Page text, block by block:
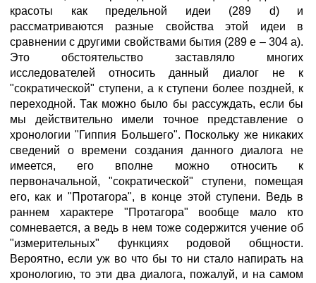
красоты как предельной идеи (289 d) и
рассматриваются разные свойства этой идеи в
сравнении с другими свойствами бытия (289 е – 304 а).
Это обстоятельство заставляло многих
исследователей относить данный диалог не к
"сократической" ступени, а к ступени более поздней, к
переходной. Так можно было бы рассуждать, если бы
мы действительно имели точное представление о
хронологии "Гиппия Большего". Поскольку же никаких
сведений о времени создания данного диалога не
имеется, его вполне можно относить к
первоначальной, "сократической" ступени, помещая
его, как и "Протагора", в конце этой ступени. Ведь в
раннем характере "Протагора" вообще мало кто
сомневается, а ведь в нем тоже содержится учение об
"измерительных" функциях родовой общности.
Вероятно, если уж во что бы то ни стало напирать на
хронологию, то эти два диалога, пожалуй, и на самом